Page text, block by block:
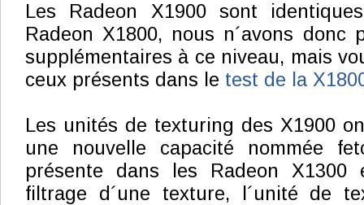
Les Radeon X1900 sont
Radeon X1800, nous n´avons donc
supplémentaires à ce niveau, mais
ceux présents dans le test de la
Les unités de texturing des X1900
une nouvelle capacité nommée
présente dans les Radeon X1300
filtrage d´une texture, l´unité de